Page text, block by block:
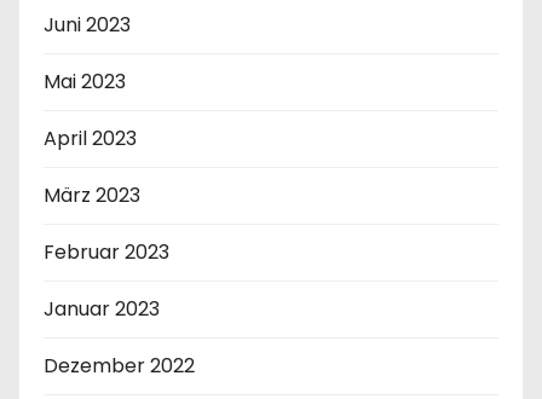
Juni 2023
Mai 2023
April 2023
März 2023
Februar 2023
Januar 2023
Dezember 2022